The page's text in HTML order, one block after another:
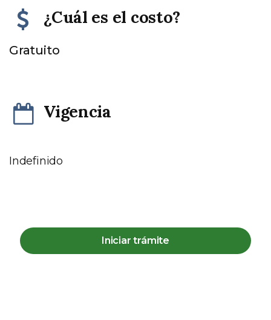
¿Cuál es el costo?
Gratuito
Vigencia
Indefinido
Iniciar trámite